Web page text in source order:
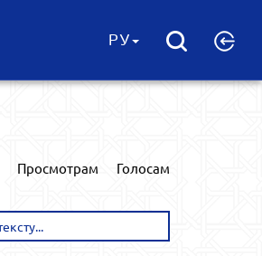
РУ
Просмотрам Голосам